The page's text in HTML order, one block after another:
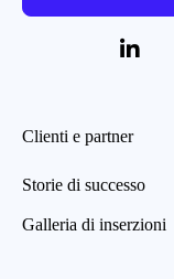
Clienti e partner
Storie di successo
Galleria di inserzioni